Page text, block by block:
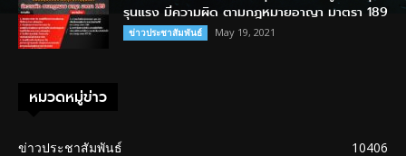
รุนแรง มีความผิด ตามกฎหมายอาญา มาตรา 189
ข่าวประชาสัมพันธ์ May 19, 2021
หมวดหมู่ข่าว
ข่าวประชาสัมพันธ์
10406